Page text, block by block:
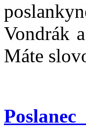
Vondrák
Máte